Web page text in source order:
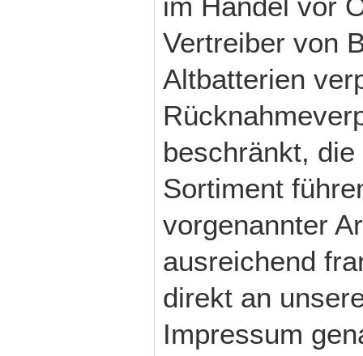
Vertreiber von
Altbatterien
beschränkt,
Sortiment
vorgenannter
ausreichend
direkt an
Impressum